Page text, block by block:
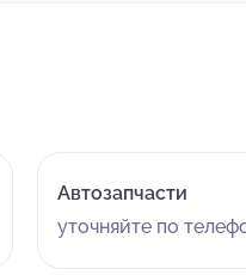
Автозапчасти
уточняйте по